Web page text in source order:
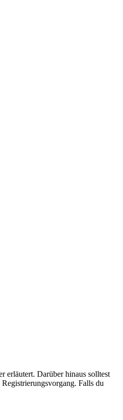
erläutert. Darüber hinaus solltest
Registrierungsvorgang. Falls du